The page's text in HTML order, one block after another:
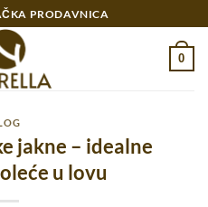
PRODAVNICA
0
jakne – idealne
u lovu